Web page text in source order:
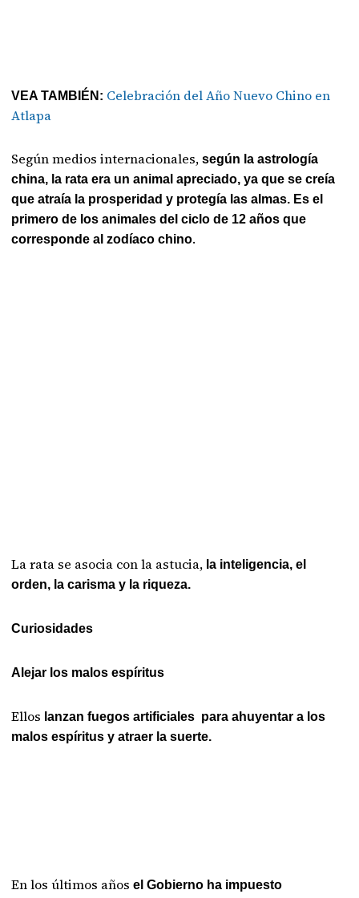
VEA TAMBIÉN: Celebración del Año Nuevo Chino en
Atlapa
Según medios internacionales,según la astrología
china, la rata era un animal apreciado, ya que se creía
que atraía la prosperidad y protegía las almas. Es el
primero de los animales del ciclo de 12 años que
corresponde al zodíaco chino.
La rata se asocia con la astucia, la inteligencia, el
orden, la carisma y la riqueza.
Curiosidades
Alejar los malos espíritus
Ellos lanzan fuegos artificiales para ahuyentar a los
malos espíritus y atraer la suerte.
En los últimos añosel Gobierno ha impuesto